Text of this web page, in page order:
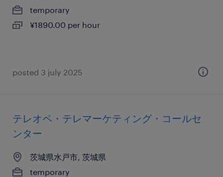
temporary
¥1890.00 per hour
posted 3 july 2025
テレオペ・テレマーケティング・コールセ
ンター
茨城県水戸市, 茨城県
temporary